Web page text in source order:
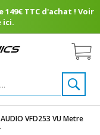
TTC d'achat ! Voir
ici.
VFD253 VU Metre